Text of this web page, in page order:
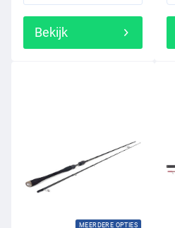
Bekijk
MEERDERE OPTIES